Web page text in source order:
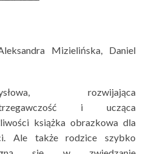
Mizielińska, Daniel
rozwijająca
i ucząca
książka obrazkowa dla
Ale także rodzice szybko